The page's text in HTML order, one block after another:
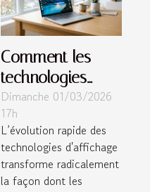
Comment les
technologies
d'affichage
influencent-elles
l'expérience
utilisateur sur les
ultraportables ?
Dimanche 01/03/2026
17h
L’évolution rapide des
technologies d'affichage
transforme radicalement
la façon dont les